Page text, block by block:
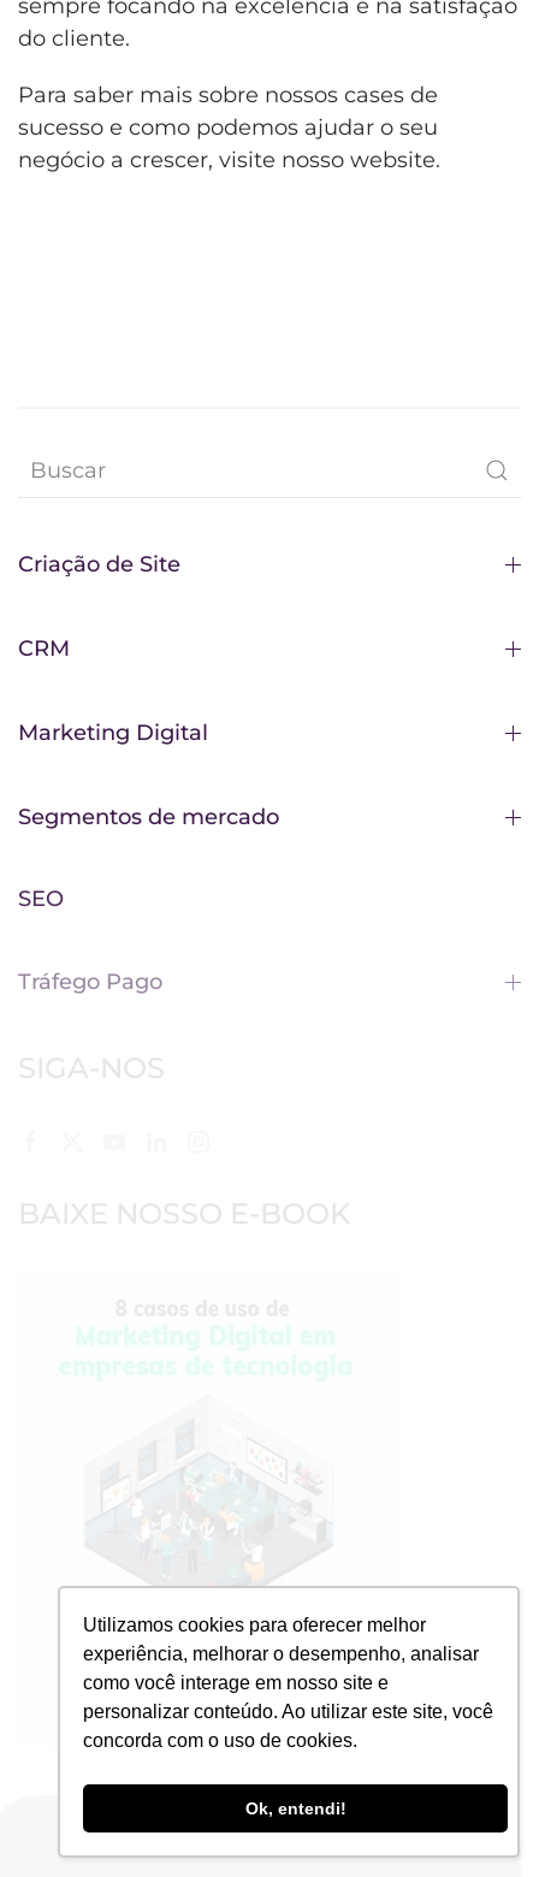
Utilizamos cookies para oferecer melhor
experiência, melhorar o desempenho, analisar
como você interage em nosso site e
personalizar conteúdo. Ao utilizar este site, você
concorda com o uso de cookies.
Ok, entendi!
sempre focando na excelência e na satisfação
do cliente.
Para saber mais sobre nossos cases de
sucesso e como podemos ajudar o seu
negócio a crescer, visite nosso website.
Criação de Site
CRM
Marketing Digital
Segmentos de mercado
SEO
Tráfego Pago
SIGA-NOS
BAIXE NOSSO E-BOOK
Compartilhe nas redes sociais